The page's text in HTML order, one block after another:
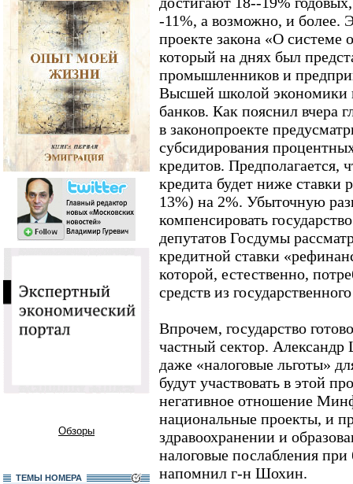
Обзоры
ТЕМЫ НОМЕРА
-11%, а возможно, и более.
проекте закона «О системе
который на днях был
промышленников и
Высшей школой экономики
банков. Как пояснил
в законопроекте
субсидирования
кредитов. Предполагается,
кредита будет ниже ставки
13%) на 2%. Убыточную
компенсировать
депутатов Госдумы
кредитной ставки
которой, естественно,
средств из
Впрочем, государство
частный сектор.
даже «налоговые льготы»
будут участвовать в этой
негативное отношение
национальные проекты, и
здравоохранении и
налоговые послабления при
напомнил г-н Шохин.